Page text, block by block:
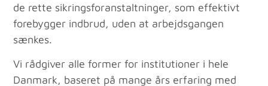
de rette sikringsforanstaltninger, som effektivt
forebygger indbrud, uden at arbejdsgangen
sænkes.
Vi rådgiver alle former for institutioner i hele
Danmark, baseret på mange års erfaring med